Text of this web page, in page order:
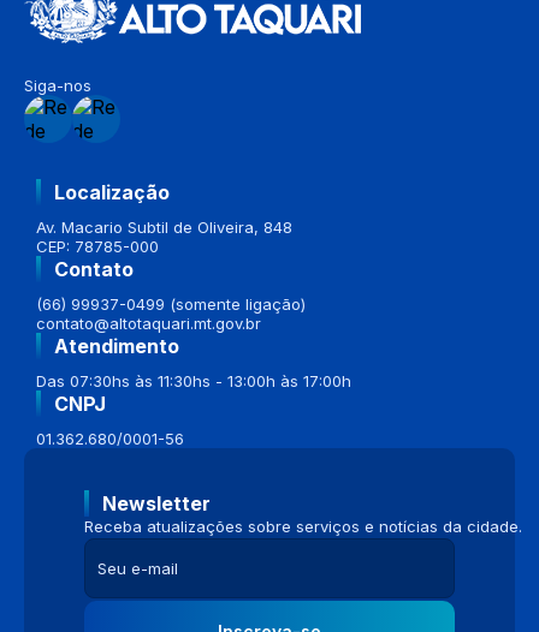
Siga-nos
Localização
Av. Macario Subtil de Oliveira, 848
CEP: 78785-000
Contato
(66) 99937-0499 (somente ligação)
contato@altotaquari.mt.gov.br
Atendimento
Das 07:30hs às 11:30hs - 13:00h às 17:00h
CNPJ
01.362.680/0001-56
Newsletter
Receba atualizações sobre serviços e notícias da cidade.